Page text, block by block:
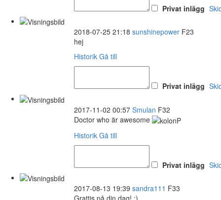
Privat inlägg
2018-07-25 21:18 sunshinepower F23
hej
Historik Gå till
Privat inlägg
2017-11-02 00:57 Smulan F32
Doctor who är awesome
Historik Gå till
Privat inlägg
2017-08-13 19:39 sandra111 F33